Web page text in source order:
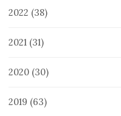
2022 (38)
2021 (31)
2020 (30)
2019 (63)